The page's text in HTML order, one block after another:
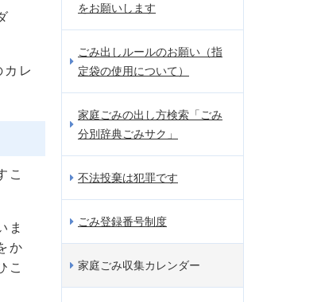
レ
こ
ま
か
こ
をお願いします
ごみ出しルールのお願い（指
定袋の使用について）
家庭ごみの出し方検索「ごみ
分別辞典ごみサク」
不法投棄は犯罪です
ごみ登録番号制度
家庭ごみ収集カレンダー